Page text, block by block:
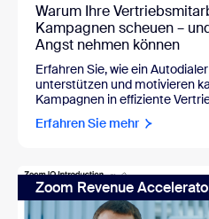
Warum Ihre
Kampagnen scheuen –
Angst nehmen können
Erfahren Sie, wie ein
unterstützen und motivieren
Kampagnen in effiziente
Erfahren Sie mehr
Zoom Revenue